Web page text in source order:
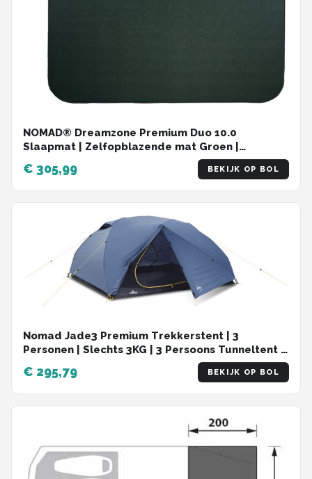
NOMAD® Dreamzone Premium Duo 10.0
Slaapmat | Zelfopblazende mat Groen |
198x150x10cm | Lichtgewicht & Kwalitatief | Incl
Hoes | Lichaam vormend materiaal
€ 305,99 BEKIJK OP BOL
Nomad Jade3 Premium Trekkerstent | 3
Personen | Slechts 3KG | 3 Persoons Tunneltent |
€ 295,79 BEKIJK OP BOL